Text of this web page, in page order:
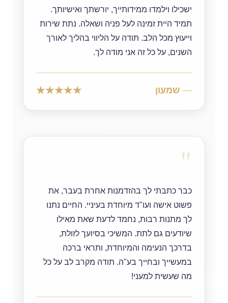
ישכילו וילמדו ממידותייך, יורשתך ואישיותך.
תמיד היית זמינה לעל פניה ושאלה. נתת שירות
וייעוץ מכל הלב. תודה על הליווי בהליך לאורך
השנים, על כל זה אני מודה לך.
שמעון
"
כבר כתבתי לך בהזדמנות אחרת בעבר, את
פשוט אישה ועו"ד מיוחדת בעיניי. החיים נתנו
לך מתנות רבות, נחמד לדעת שאת מאילו
שיודעים גם לתת. המשיכי בסיועך לזולת,
בדרכך הנעימה והמיוחדת, ותראי ברכה
במעשייך ובחייך בע"ה. תודה מקרב לב על כל
מה שעשית למעני!